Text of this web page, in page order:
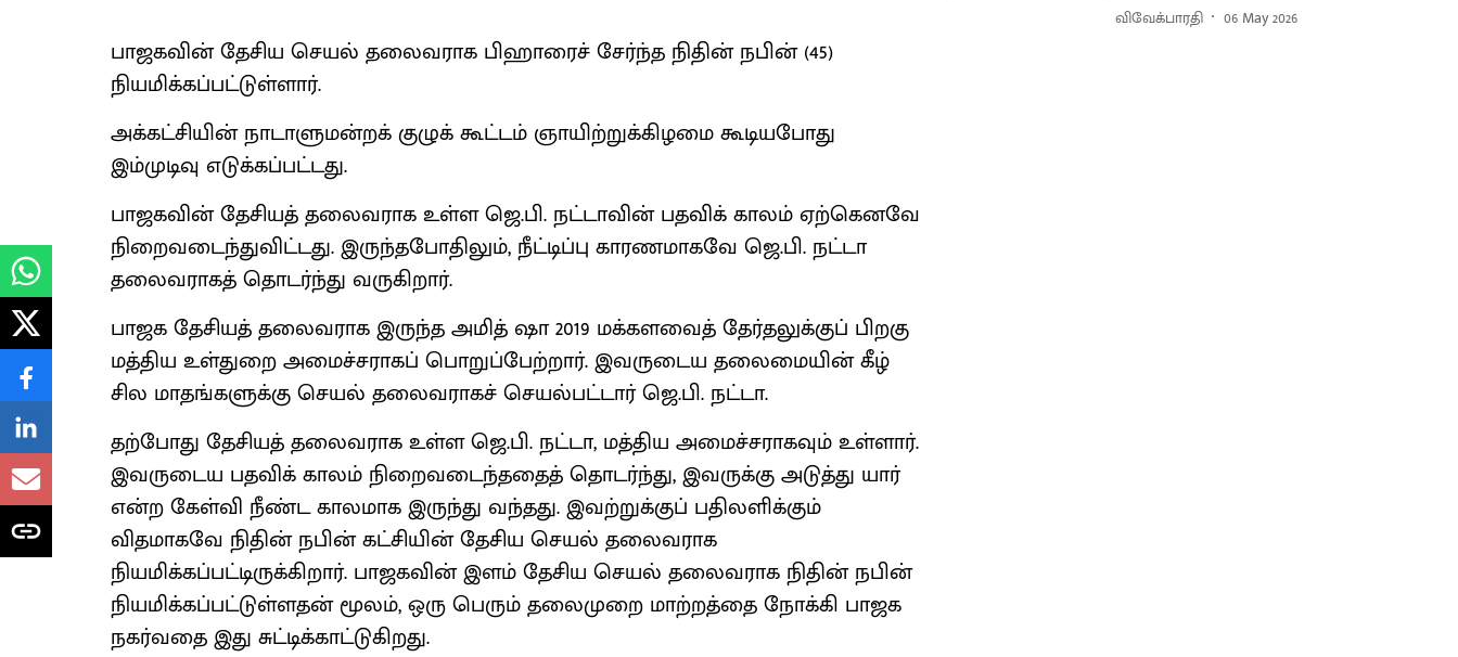
பாஜகவின் தேசிய செயல் தலைவராக பிஹாரைச் சேர்ந்த நிதின் நபின் (45)
நியமிக்கப்பட்டுள்ளார்.
அக்கட்சியின் நாடாளுமன்றக் குழுக் கூட்டம் ஞாயிற்றுக்கிழமை கூடியபோது
இம்முடிவு எடுக்கப்பட்டது.
பாஜகவின் தேசியத் தலைவராக உள்ள ஜெ.பி. நட்டாவின் பதவிக் காலம் ஏற்கெனவே
நிறைவடைந்துவிட்டது. இருந்தபோதிலும், நீட்டிப்பு காரணமாகவே ஜெ.பி. நட்டா
தலைவராகத் தொடர்ந்து வருகிறார்.
பாஜக தேசியத் தலைவராக இருந்த அமித் ஷா 2019 மக்களவைத் தேர்தலுக்குப் பிறகு
மத்திய உள்துறை அமைச்சராகப் பொறுப்பேற்றார். இவருடைய தலைமையின் கீழ்
சில மாதங்களுக்கு செயல் தலைவராகச் செயல்பட்டார் ஜெ.பி. நட்டா.
தற்போது தேசியத் தலைவராக உள்ள ஜெ.பி. நட்டா, மத்திய அமைச்சராகவும் உள்ளார்.
இவருடைய பதவிக் காலம் நிறைவடைந்ததைத் தொடர்ந்து, இவருக்கு அடுத்து யார்
என்ற கேள்வி நீண்ட காலமாக இருந்து வந்தது. இவற்றுக்குப் பதிலளிக்கும்
விதமாகவே நிதின் நபின் கட்சியின் தேசிய செயல் தலைவராக
நியமிக்கப்பட்டிருக்கிறார். பாஜகவின் இளம் தேசிய செயல் தலைவராக நிதின் நபின்
நியமிக்கப்பட்டுள்ளதன் மூலம், ஒரு பெரும் தலைமுறை மாற்றத்தை நோக்கி பாஜக
நகர்வதை இது சுட்டிக்காட்டுகிறது.
விவேக்பாரதி 06 May 2026